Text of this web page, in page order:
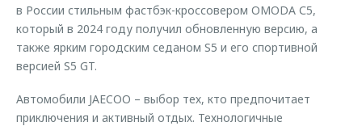
в России стильным фастбэк-кроссовером OMODA С5,
который в 2024 году получил обновленную версию, а
также ярким городским седаном S5 и его спортивной
версией S5 GT.
Автомобили JAECOO – выбор тех, кто предпочитает
приключения и активный отдых. Технологичные